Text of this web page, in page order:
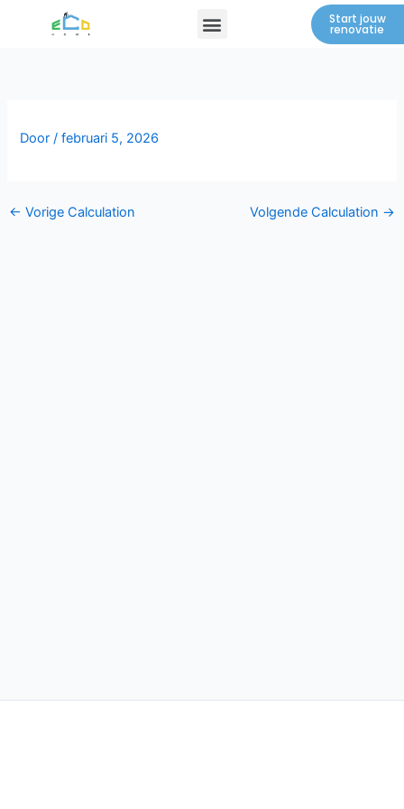
Menu Start jouw
renovatie
Door/februari 5, 2026
← Vorige Calculation Volgende Calculation →